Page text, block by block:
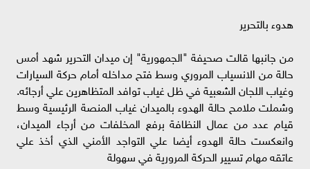
هدوء بالتحرير
من جانبها قالت صحيفة "الجمهورية" إن ميدان التحرير شهد أمس
حالة من الانسياب المروري وسط فتح مداخله أمام حركة السيارات
وغياب اللجان الشعبية في ظل غياب توافد المتظاهرين علي أرجائه.
وشملت ملامح حالة الهدوء بالميدان غياب المنصة الرئيسية وسط
قيام عدد من عمال النظافة برفع المخلفات من أرجاء الميدان،
وانعكست حالة الهدوء أيضا علي التواجد الأمني الذي أخذ علي
عاتقه مهام تسيير الحركة المرورية في سهولة